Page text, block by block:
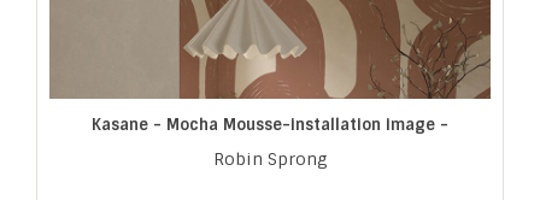
Kasane - Mocha Mousse-installation image -
Robin Sprong